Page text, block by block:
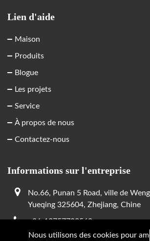
Nous utilisons des cookies pour
Lien d'aide
Maison
Produits
Blogue
Les projets
Service
À propos de nous
Contactez-nous
Informations sur l'entreprise
No.66, Punan 5 Road, ville de
Yueqing 325604, Zhejiang, Chine
+86-13757783569
Tim@grlele.com